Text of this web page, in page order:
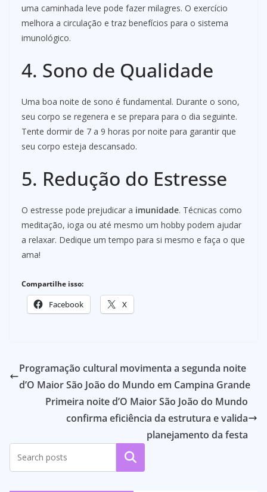
uma caminhada leve pode fazer milagres. O exercício
melhora a circulação e traz benefícios para o sistema
imunológico.
4. Sono de Qualidade
Uma boa noite de sono é fundamental. Durante o sono,
seu corpo se regenera e se prepara para o dia seguinte.
Tente dormir de 7 a 9 horas por noite para garantir que
seu corpo esteja descansado.
5. Redução do Estresse
O estresse pode prejudicar a imunidade. Técnicas como
meditação, ioga ou até mesmo um hobby podem ajudar
a relaxar. Dedique um tempo para si mesmo e faça o que
ama!
Compartilhe isso:
Facebook X
Programação cultural movimenta a segunda noite
d’O Maior São João do Mundo em Campina Grande
Primeira noite d’O Maior São João do Mundo
confirma eficiência da estrutura e valida
planejamento da festa
Pesquisar